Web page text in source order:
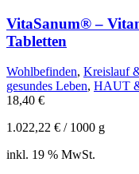
VitaSanum® –
Tabletten
Wohlbefinden, Kreislauf
gesundes Leben, HAUT
18,40 €
1.022,22 € / 1000 g
inkl. 19 % MwSt.